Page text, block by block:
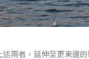
兩者，延伸至更東邊的